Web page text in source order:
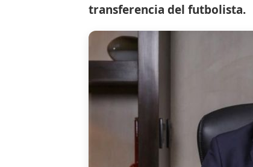
transferencia del futbolista.